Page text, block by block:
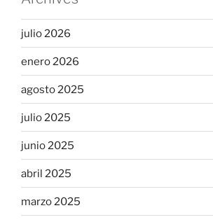
julio 2026
enero 2026
agosto 2025
julio 2025
junio 2025
abril 2025
marzo 2025